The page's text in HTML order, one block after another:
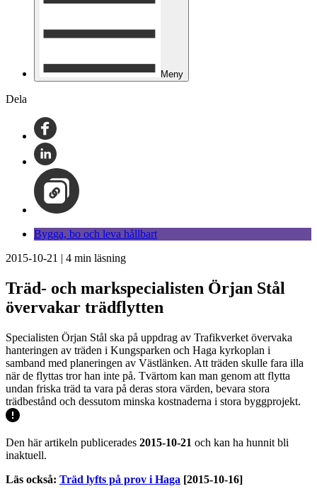
Meny
Dela
Bygga, bo och leva hållbart
2015-10-21 | 4 min läsning
Träd- och markspecialisten Örjan Stål
övervakar trädflytten
Specialisten Örjan Stål ska på uppdrag av Trafikverket övervaka
hanteringen av träden i Kungsparken och Haga kyrkoplan i
samband med planeringen av Västlänken. Att träden skulle fara illa
när de flyttas tror han inte på. Tvärtom kan man genom att flytta
undan friska träd ta vara på deras stora värden, bevara stora
trädbestånd och dessutom minska kostnaderna i stora byggprojekt.
Den här artikeln publicerades 2015-10-21 och kan ha hunnit bli
inaktuell.
Läs också: Träd lyfts på prov i Haga [2015-10-16]